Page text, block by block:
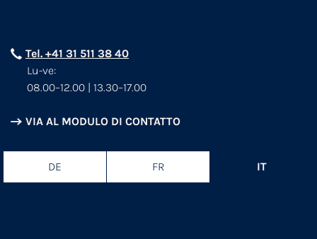
Tel. +41 31 511 38 40
Lu-ve:
08.00–12.00 | 13.30–17.00
VIA AL MODULO DI CONTATTO
DE FR IT